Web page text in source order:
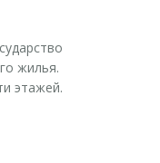
жилья.
этажей.